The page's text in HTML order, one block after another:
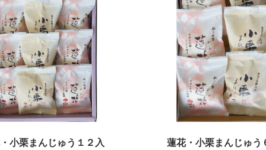
小栗まんじゅう１２入 蓮花・小栗まんじゅう